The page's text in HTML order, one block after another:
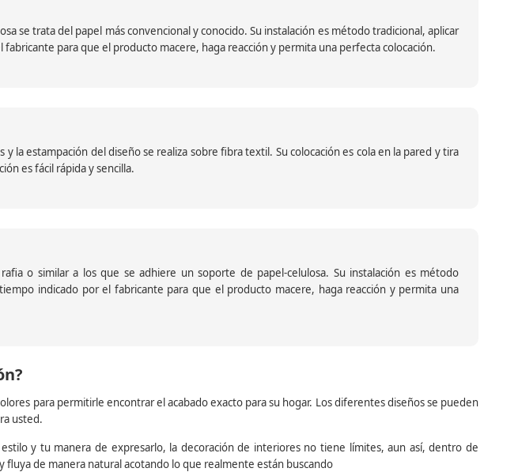
se trata del papel más convencional y conocido. Su instalación es método tradicional, aplicar
para que el producto macere, haga reacción y permita una perfecta colocación.
la estampación del diseño se realiza sobre fibra textil. Su colocación es cola en la pared y tira
es fácil rápida y sencilla.
o similar a los que se adhiere un soporte de papel-celulosa. Su instalación es método
indicado por el fabricante para que el producto macere, haga reacción y permita una
para permitirle encontrar el acabado exacto para su hogar. Los diferentes diseños se pueden
usted.
y tu manera de expresarlo, la decoración de interiores no tiene límites, aun así, dentro de
de manera natural acotando lo que realmente están buscando